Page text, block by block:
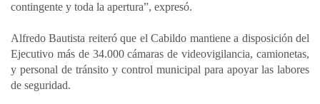
contingente y toda la apertura”, expresó.
Alfredo Bautista reiteró que el Cabildo mantiene a disposición del
Ejecutivo más de 34.000 cámaras de videovigilancia, camionetas,
y personal de tránsito y control municipal para apoyar las labores
de seguridad.